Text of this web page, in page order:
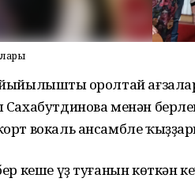
Ҡоролтай
менән
вокаль ансамбле
кеше үҙ туғанын көткән